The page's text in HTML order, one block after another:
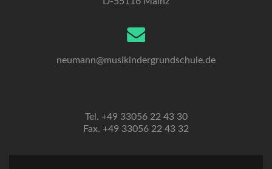
neumann@musikindergrundschule.de
Tel. +49 33056 22 43 30
Fax. +49 33056 22 43 32